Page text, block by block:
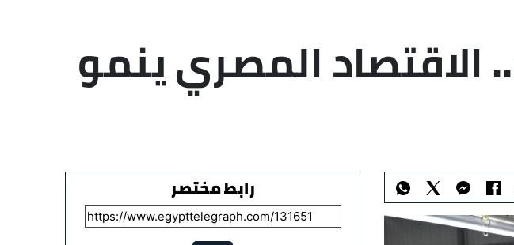
الاقتصاد المصري ينمو
رابط مختصر